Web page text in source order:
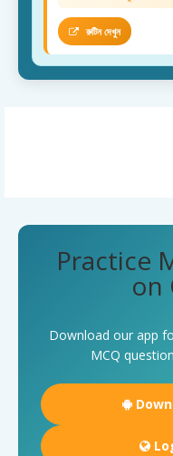
রুটিন দেখুন
Practice
on
Download our app
MCQ